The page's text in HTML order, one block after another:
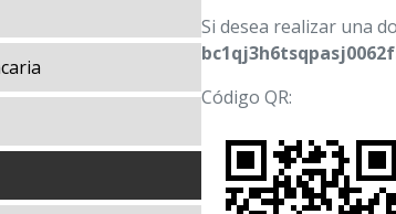
Si desea realizar una
Código QR:
Exploraciones sobre la Libertad
Libertad en Acción
Luces de desarrollo
Manuel F. Ayau Society
Mapoteca